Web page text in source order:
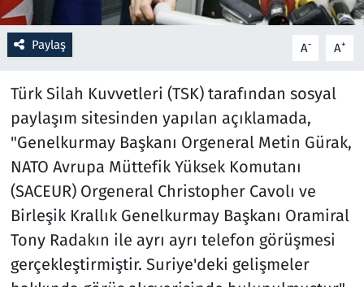
Paylaş A- A+
Türk Silah Kuvvetleri (TSK) tarafından sosyal
paylaşım sitesinden yapılan açıklamada,
"Genelkurmay Başkanı Orgeneral Metin Gürak,
NATO Avrupa Müttefik Yüksek Komutanı
(SACEUR) Orgeneral Christopher Cavolı ve
Birleşik Krallık Genelkurmay Başkanı Oramiral
Tony Radakın ile ayrı ayrı telefon görüşmesi
gerçekleştirmiştir. Suriye'deki gelişmeler
Seçim 2023
Teknoloji ve Bilim
Televizyon